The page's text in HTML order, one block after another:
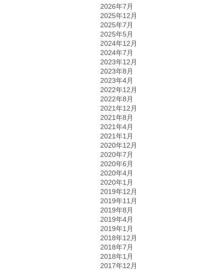
2026年7月
2025年12月
2025年7月
2025年5月
2024年12月
2024年7月
2023年12月
2023年8月
2023年4月
2022年12月
2022年8月
2021年12月
2021年8月
2021年4月
2021年1月
2020年12月
2020年7月
2020年6月
2020年4月
2020年1月
2019年12月
2019年11月
2019年8月
2019年4月
2019年1月
2018年12月
2018年7月
2018年1月
2017年12月